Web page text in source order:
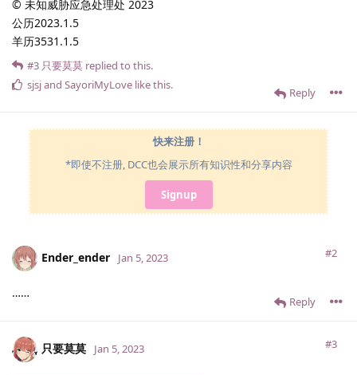
© 未知威胁应急处理处 2023
公历2023.1.5
羊历3531.1.5
Reply
#3 只要莫莫 replied to this.
sjsjand SayoriMyLove like this.
快来注册！
*即使不注册, DCC也会展示所有知识性和分享内容
Signup
Ender_ender #2
Jan 5, 2023
……
Reply
只要莫莫 #3
Jan 5, 2023